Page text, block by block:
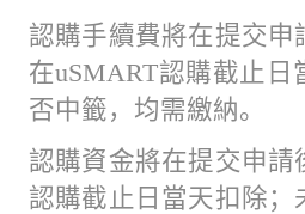
認購手續費將在提交申
在uSMART認購截止日
否中籤，均需繳納。
認購資金將在提交申請
認購截止日當天扣除；